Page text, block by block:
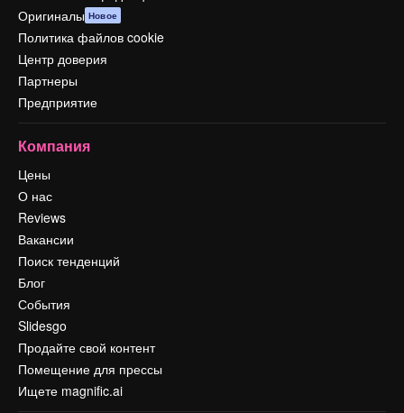
Оригиналы Новое
Политика файлов cookie
Центр доверия
Партнеры
Предприятие
Компания
Цены
О нас
Reviews
Вакансии
Поиск тенденций
Блог
События
Slidesgo
Продайте свой контент
Помещение для прессы
Ищете magnific.ai